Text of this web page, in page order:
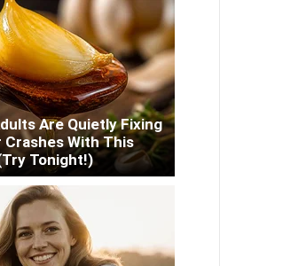
Are Quietly Fixing
Crashes With This
Tonight!)